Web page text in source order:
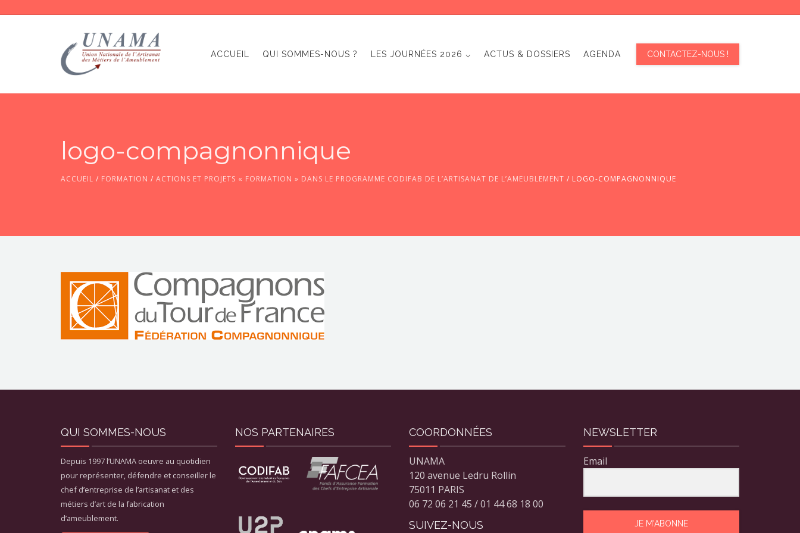
ACCUEIL QUI SOMMES-NOUS ? LES JOURNÉES 2026 ⌵ ACTUS & DOSSIERS AGENDA CONTACTEZ-NOUS !
logo-compagnonnique
ACCUEIL / FORMATION / ACTIONS ET PROJETS « FORMATION » DANS LE PROGRAMME CODIFAB DE L’ARTISANAT DE L’AMEUBLEMENT / LOGO-COMPAGNONNIQUE
QUI SOMMES-NOUS
Depuis 1997 l’UNAMA oeuvre au quotidien
pour représenter, défendre et conseiller le
chef d’entreprise de l’artisanat et des
métiers d’art de la fabrication
d’ameublement.
NOS PARTENAIRES COORDONNÉES
UNAMA
120 avenue Ledru Rollin
75011 PARIS
06 72 06 21 45 / 01 44 68 18 00
SUIVEZ-NOUS
NEWSLETTER
Email
JE M'ABONNE